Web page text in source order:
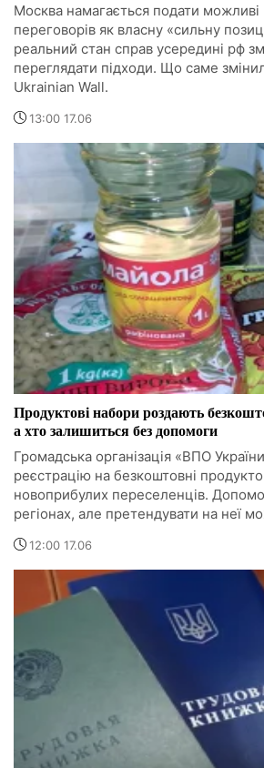
Москва намагається подати
переговорів як власну «сильну
реальний стан справ усередині рф
переглядати підходи. Що саме
Ukrainian Wall.
13:00 17.06
Продуктові набори роздають
а хто залишиться без допомоги
Громадська організація «ВПО
реєстрацію на безкоштовні
новоприбулих переселенців.
регіонах, але претендувати на неї
12:00 17.06